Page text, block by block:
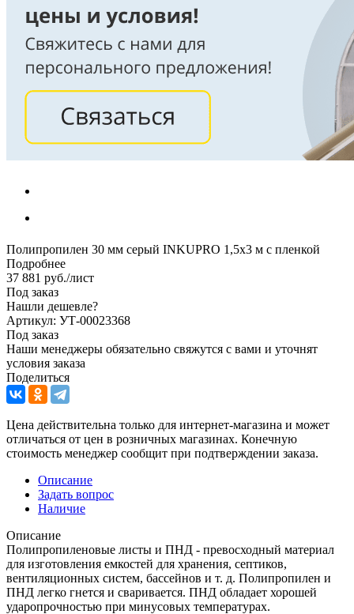
Полипропилен 30 мм серый INKUPRO 1,5х3 м с пленкой
Подробнее
37 881 руб./лист
Под заказ
Нашли дешевле?
Артикул: УТ-00023368
Под заказ
Наши менеджеры обязательно свяжутся с вами и уточнят
условия заказа
Поделиться
Цена действительна только для интернет-магазина и может
отличаться от цен в розничных магазинах. Конечную
стоимость менеджер сообщит при подтверждении заказа.
Описание
Задать вопрос
Наличие
Описание
Полипропиленовые листы и ПНД - превосходный материал
для изготовления емкостей для хранения, септиков,
вентиляционных систем, бассейнов и т. д. Полипропилен и
ПНД легко гнется и сваривается. ПНД обладает хорошей
ударопрочностью при минусовых температурах.